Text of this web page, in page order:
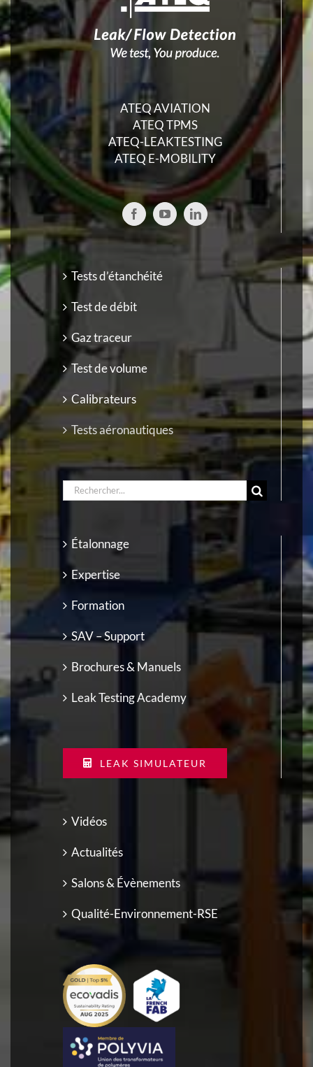
ATEQ AVIATION
ATEQ TPMS
ATEQ-LEAKTESTING
ATEQ E-MOBILITY
Tests d’étanchéité
Test de débit
Gaz traceur
Test de volume
Calibrateurs
Tests aéronautiques
RECHERCHER:
Étalonnage
Expertise
Formation
SAV – Support
Brochures & Manuels
Leak Testing Academy
LEAK SIMULATEUR
Vidéos
Actualités
Salons & Évènements
Qualité-Environnement-RSE